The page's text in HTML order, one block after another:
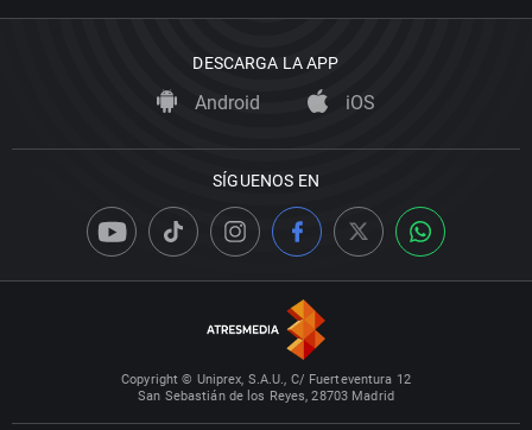
DESCARGA LA APP
Android iOS
SÍGUENOS EN
Copyright © Uniprex, S.A.U., C/ Fuerteventura 12
San Sebastián de los Reyes, 28703 Madrid